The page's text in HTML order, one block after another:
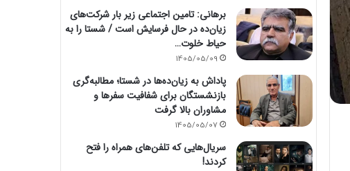
برهانی: تامین اجتماعی زیر بار شرکت‌های
زیان‌ده در حال فرسایش است / شستا را به
حیاط خلوت…
1405/05/09
پاداش به زیان‌ده‌ها در شستا؛ مطالبه‌گری
بازنشستگان برای شفافیت سفرها و
مشاوران بالا گرفت
1405/05/07
سریال‌هایی که تلفن‌های همراه را فتح
کردند!